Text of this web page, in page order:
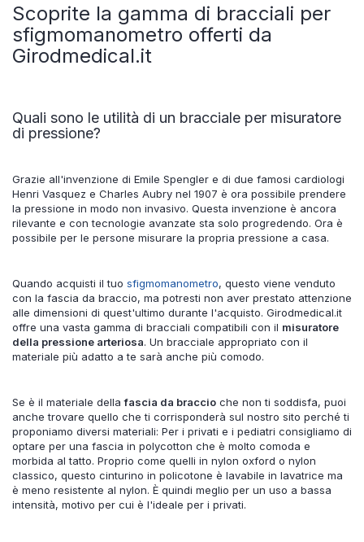
Scoprite la gamma di bracciali per
sfigmomanometro offerti da
Girodmedical.it
Quali sono le utilità di un bracciale per misuratore
di pressione?
Grazie all'invenzione di Emile Spengler e di due famosi cardiologi
Henri Vasquez e Charles Aubry nel 1907 è ora possibile prendere
la pressione in modo non invasivo. Questa invenzione è ancora
rilevante e con tecnologie avanzate sta solo progredendo. Ora è
possibile per le persone misurare la propria pressione a casa.
Quando acquisti il ​​tuo sfigmomanometro, questo viene venduto
con la fascia da braccio, ma potresti non aver prestato attenzione
alle dimensioni di quest'ultimo durante l'acquisto. Girodmedical.it
offre una vasta gamma di bracciali compatibili con il misuratore
della pressione arteriosa. Un bracciale appropriato con il
materiale più adatto a te sarà anche più comodo.
Se è il materiale dellafascia da braccio che non ti soddisfa, puoi
anche trovare quello che ti corrisponderà sul nostro sito perché ti
proponiamo diversi materiali: Per i privati e i pediatri consigliamo di
optare per una fascia in polycotton che è molto comoda e
morbida al tatto. Proprio come quelli in nylon oxford o nylon
classico, questo cinturino in policotone è lavabile in lavatrice ma
è meno resistente al nylon. È quindi meglio per un uso a bassa
intensità, motivo per cui è l'ideale per i privati.